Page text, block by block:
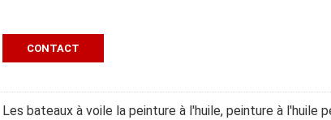
CONTACT
Les bateaux à voile la peinture à l'huile, peinture à l'huile